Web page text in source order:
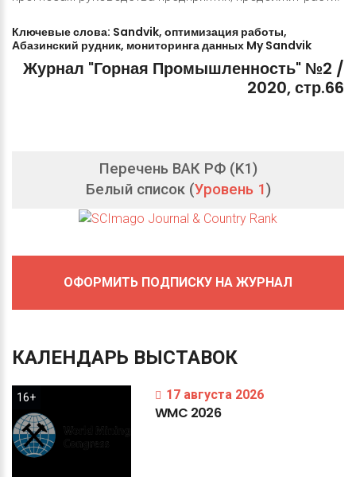
Ключевыеслова: Sandvik, оптимизация работы,
Абазинский рудник, мониторингаданных My Sandvik
Журнал "Горная Промышленность" №2 /
2020,стр.66
Перечень ВАК РФ (K1)
Белый список (Уровень 1)
ОФОРМИТЬ ПОДПИСКУ НА ЖУРНАЛ
КАЛЕНДАРЬ ВЫСТАВОК
16+ 17 августа 2026
WMC 2026